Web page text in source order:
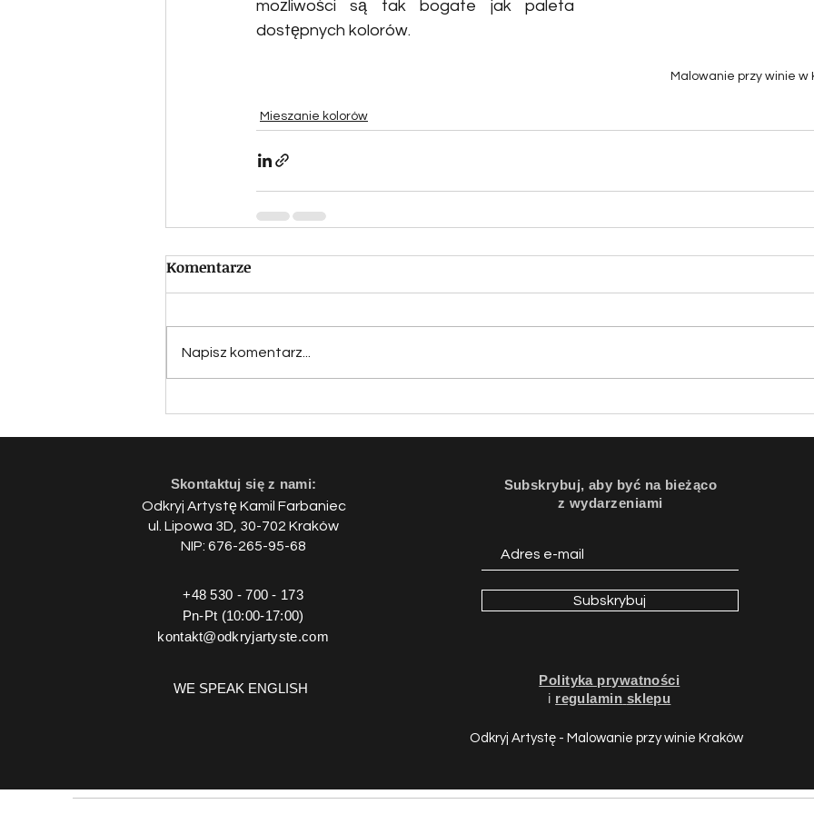
Malowanie przy winie w
możliwości są tak bogate jak paleta
dostępnych kolorów.
Mieszanie kolorów
Komentarze
Napisz komentarz...
Skontaktuj się z nami:
Odkryj Artystę Kamil Farbaniec
ul.
Lipowa 3D, 30-702 Kraków
NIP: 676-265-95-68
+48 530 - 700 - 173
Pn-Pt (10:00-17:00)
kontakt@odkryjartyste.com
WE SPEAK ENGLISH
Subskrybuj, aby być na bieżąco
z wydarzeniami
Subskrybuj
Polityka prywatności
i regulamin sklepu
Odkryj Artystę - Malowanie przy winie Kraków